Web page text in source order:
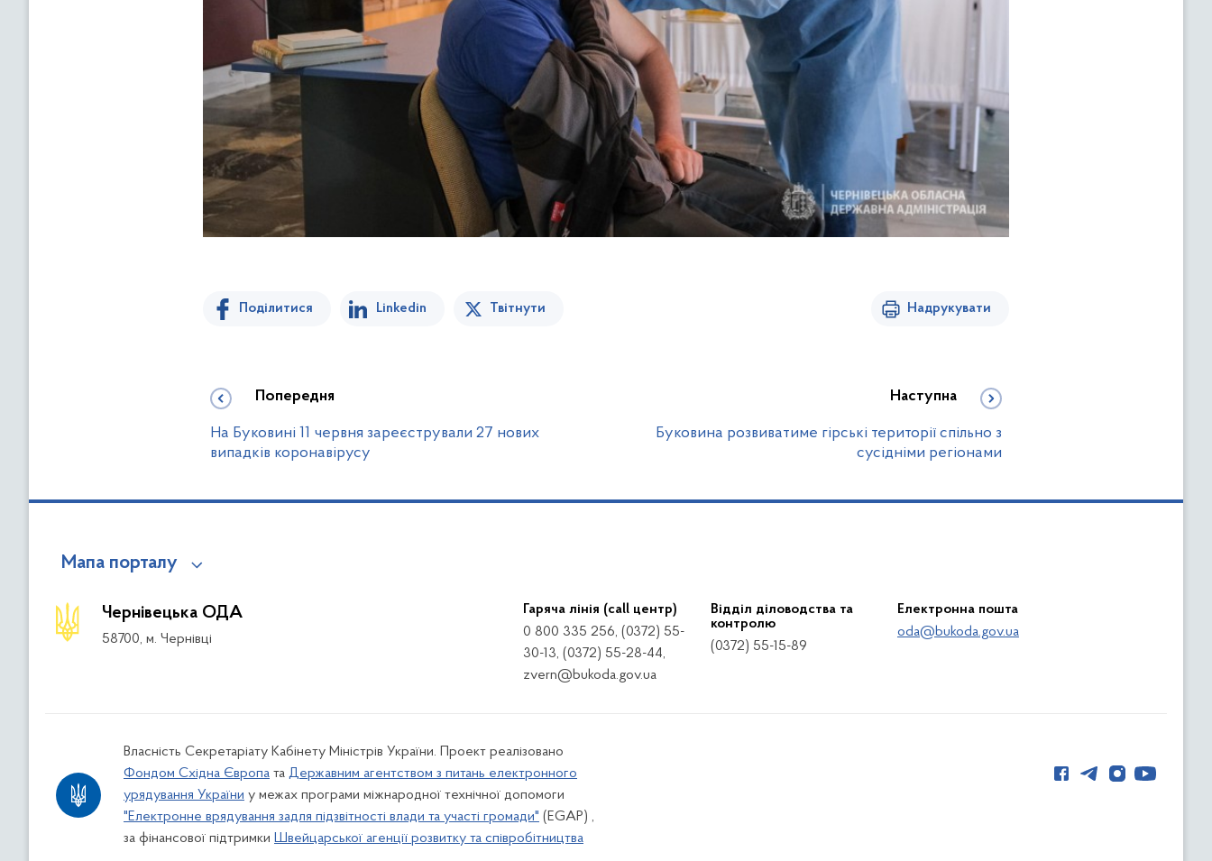
Поділитися Linkedin Твітнути Надрукувати
Попередня
На Буковині 11 червня зареєстрували 27 нових
випадків коронавірусу
Наступна
Буковина розвиватиме гірські території спільно з
сусідніми регіонами
Мапа порталу
Чернівецька ОДА
58700, м. Чернівці
Гаряча лінія (call центр)
0 800 335 256, (0372) 55-
30-13, (0372) 55-28-44,
zvern@bukoda.gov.ua
Відділ діловодства та
контролю
(0372) 55-15-89
Електронна пошта
oda@bukoda.gov.ua
Власність Секретаріату Кабінету Міністрів України. Проект реалізовано
Фондом Східна Європа та Державним агентством з питань електронного
урядування України у межах програми міжнародної технічної допомоги
"Електронне врядування задля підзвітності влади та участі громади" (EGAP) ,
за фінансової підтримки Швейцарської агенції розвитку та співробітництва